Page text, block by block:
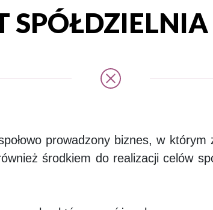
prowadzony biznes, w
środkiem do realizacji celów